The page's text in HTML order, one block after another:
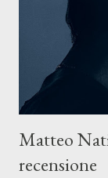
dichiarazione
artistico con una
Matteo
recensione